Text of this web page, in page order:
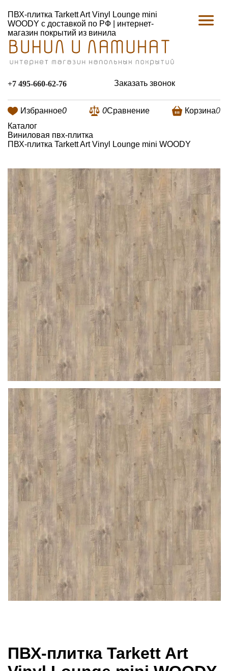
ПВХ-плитка Tarkett Art Vinyl Lounge mini
WOODY с доставкой по РФ | интернет-
магазин покрытий из винила
+7 495-660-62-76 Заказать звонок
Избранное0 0Сравнение Корзина0
Каталог
Виниловая пвх-плитка
ПВХ-плитка Tarkett Art Vinyl Lounge mini WOODY
ПВХ-плитка Tarkett Art